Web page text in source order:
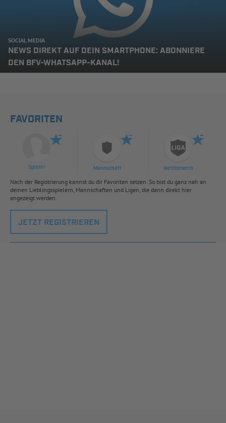
SOCIAL MEDIA
NEWS DIREKT AUF DEIN SMARTPHONE: ABONNIERE
DEN BFV-WHATSAPP-KANAL!
FAVORITEN
Spieler Mannschaft Wettbewerb
Nach der Registrierung kannst du dir Favoriten setzen. So bist du ganz nah an
deinen Lieblingsspielern, Mannschaften und Ligen, die dann direkt hier
angezeigt werden.
JETZT REGISTRIEREN